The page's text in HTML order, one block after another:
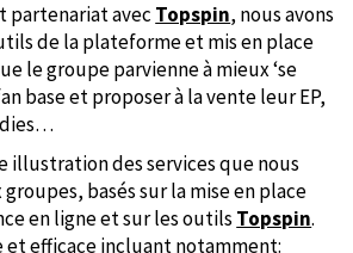
partenariat avec Topspin, nous avons
de la plateforme et mis en place
le groupe parvienne à mieux ‘se
base et proposer à la vente leur EP,
illustration des services que nous
basés sur la mise en place
en ligne et sur les outils Topspin.
efficace incluant notamment: